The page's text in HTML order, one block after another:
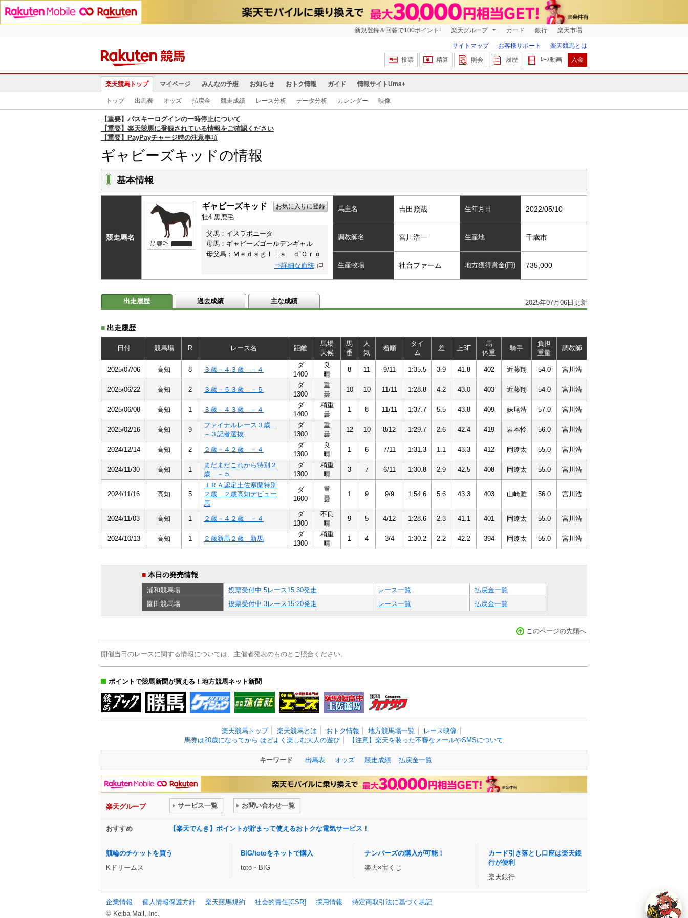
新規登録＆回答で100ポイント! 楽天グループ カード 銀行 楽天市場
サイトマップ お客様サポート
楽天競馬とは
投票
精算 照会 履歴 ﾚｰｽ動画 入金
楽天競馬トップ マイページ みんなの予想 お知らせ おトク情報 ガイド 情報サイトUma+
トップ 出馬表 オッズ 払戻金 競走成績 レース分析 データ分析 カレンダー 映像
【重要】パスキーログインの一時停止について
【重要】楽天競馬に登録されている情報をご確認ください
【重要】PayPayチャージ時の注意事項
ギャビーズキッドの情報
基本情報
競走馬名
ギャビーズキッド お気に入りに登録
牡4 黒鹿毛
父馬：イスラボニータ
母馬：ギャビーズゴールデンギャル
母父馬：Ｍｅｄａｇｌｉａ ｄ’Ｏｒｏ
⇒詳細な血統
馬主名 吉田照哉 生年月日 2022/05/10
調教師名 宮川浩一 生産地 千歳市
生産牧場 社台ファーム 地方獲得賞金(円) 735,000
2025年07月06日更新
出走履歴 過去成績 主な成績
■ 出走履歴
日付 競馬場 R レース名 距離
馬場
天候
馬
番
人
気
着順
タイ
ム
差 上3F
馬
体重
騎手
負担
重量
調教師
2025/07/06 高知 8 ３歳－４３歳 －４
ダ
1400
良
晴
8 11 9/11 1:35.5 3.9 41.8 402 近藤翔 54.0 宮川浩
2025/06/22 高知 2 ３歳－５３歳 －５
ダ
1300
重
曇
10 10 11/11 1:28.8 4.2 43.0 403 近藤翔 54.0 宮川浩
2025/06/08 高知 1 ３歳－４３歳 －４
ダ
1400
稍重
曇
1 8 11/11 1:37.7 5.5 43.8 409 妹尾浩 57.0 宮川浩
2025/02/16 高知 9
ファイナルレース３歳
－３記者選抜
ダ
1300
重
曇
12 10 8/12 1:29.7 2.6 42.4 419 岩本怜 56.0 宮川浩
2024/12/14 高知 2 ２歳－４２歳 －４
ダ
1300
良
晴
1 6 7/11 1:31.3 1.1 43.3 412 岡遼太 55.0 宮川浩
2024/11/30 高知 1
まだまだこれから特別２
歳 －５
ダ
1300
稍重
晴
3 7 6/11 1:30.8 2.9 42.5 408 岡遼太 55.0 宮川浩
2024/11/16 高知 5
ＪＲＡ認定土佐寒蘭特別
２歳 ２歳高知デビュー
馬
ダ
1600
重
曇
1 9 9/9 1:54.6 5.6 43.3 403 山崎雅 56.0 宮川浩
2024/11/03 高知 1 ２歳－４２歳 －４
ダ
1300
不良
晴
9 5 4/12 1:28.6 2.3 41.1 401 岡遼太 55.0 宮川浩
2024/10/13 高知 1 ２歳新馬２歳 新馬
ダ
1300
稍重
晴
1 4 3/4 1:30.2 2.2 42.2 394 岡遼太 55.0 宮川浩
■ 本日の発売情報
浦和競馬場 投票受付中 5レース15:30発走 レース一覧
払戻金一覧
園田競馬場 投票受付中 3レース15:20発走 レース一覧 払戻金一覧
このページの先頭へ
開催当日のレースに関する情報については、主催者発表のものとご照合ください。
ポイントで競馬新聞が買える！地方競馬ネット新聞
楽天競馬トップ 楽天競馬とは おトク情報 地方競馬場一覧
レース映像
馬券は20歳になってから ほどよく楽しむ大人の遊び
【注意】楽天を装った不審なメールやSMSについて
キーワード 出馬表 オッズ 競走成績 払戻金一覧
楽天グループ サービス一覧 お問い合わせ一覧
おすすめ 【楽天でんき】ポイントが貯まって使えるおトクな電気サービス！
競輪のチケットを買う
Kドリームス
BIG/totoをネットで購入
toto・BIG
ナンバーズの購入が可能！
楽天×宝くじ
カード引き落とし口座は楽天銀
行が便利
楽天銀行
企業情報 個人情報保護方針 楽天競馬規約 社会的責任[CSR] 採用情報
特定商取引法に基づく表記
© Keiba Mall, Inc.